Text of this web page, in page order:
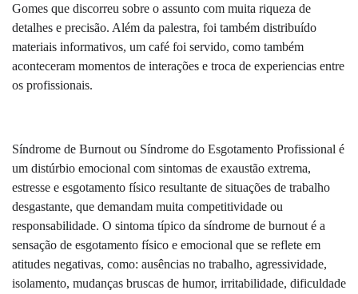
Gomes que discorreu sobre o assunto com muita riqueza de
detalhes e precisão. Além da palestra, foi também distribuído
materiais informativos, um café foi servido, como também
aconteceram momentos de interações e troca de experiencias entre
os profissionais.
Síndrome de Burnout ou Síndrome do Esgotamento Profissional é
um distúrbio emocional com sintomas de exaustão extrema,
estresse e esgotamento físico resultante de situações de trabalho
desgastante, que demandam muita competitividade ou
responsabilidade. O sintoma típico da síndrome de burnout é a
sensação de esgotamento físico e emocional que se reflete em
atitudes negativas, como: ausências no trabalho, agressividade,
isolamento, mudanças bruscas de humor, irritabilidade, dificuldade